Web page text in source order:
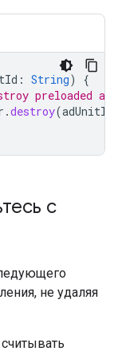
: String)
{
preloaded
.destroy(adUnitId
с
не удаляя